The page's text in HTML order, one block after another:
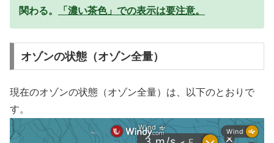
関わる。
「濃い茶色」での表示は要注意。
オゾンの状態（オゾン全量）
現在のオゾンの状態（オゾン全量）は、以下のとおりで
す。